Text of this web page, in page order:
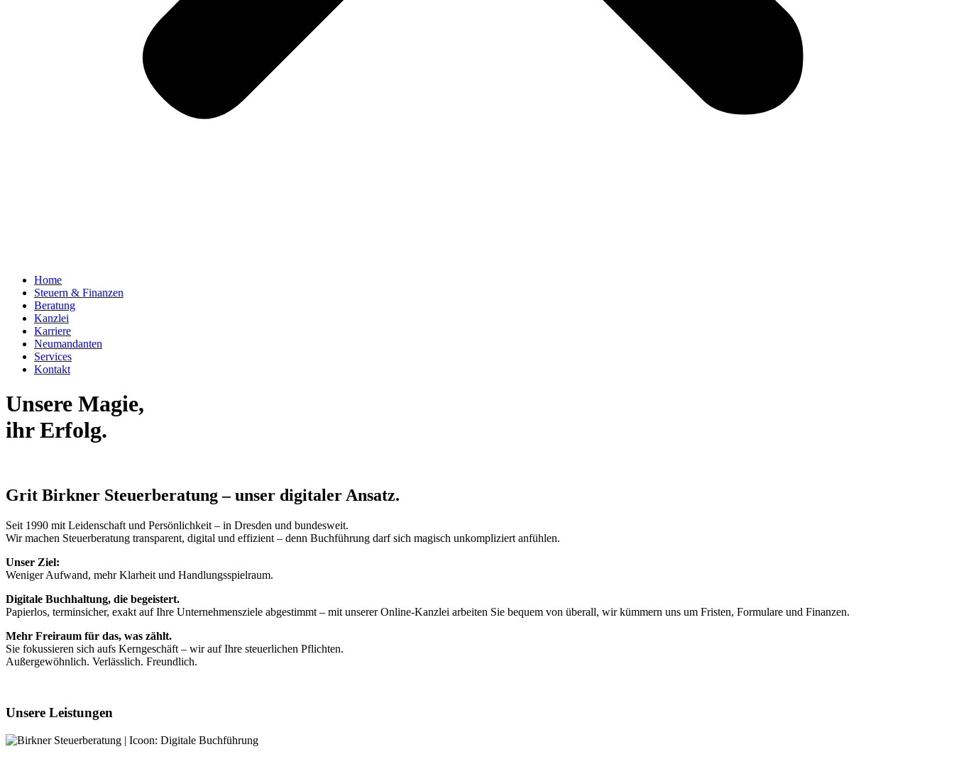
Home
Steuern & Finanzen
Beratung
Kanzlei
Karriere
Neumandanten
Services
Kontakt
Unsere Magie,
ihr Erfolg.
Grit Birkner Steuerberatung – unser digitaler Ansatz.
Seit 1990 mit Leidenschaft und Persönlichkeit – in Dresden und bundesweit.
Wir machen Steuerberatung transparent, digital und effizient – denn Buchführung darf sich magisch unkompliziert anfühlen.
Unser Ziel:
Weniger Aufwand, mehr Klarheit und Handlungsspielraum.
Digitale Buchhaltung, die begeistert.
Papierlos, terminsicher, exakt auf Ihre Unternehmensziele abgestimmt – mit unserer Online-Kanzlei arbeiten Sie bequem von überall, wir kümmern uns um Fristen, Formulare und Finanzen.
Mehr Freiraum für das, was zählt.
Sie fokussieren sich aufs Kerngeschäft – wir auf Ihre steuerlichen Pflichten.
Außergewöhnlich. Verlässlich. Freundlich.
Unsere Leistungen